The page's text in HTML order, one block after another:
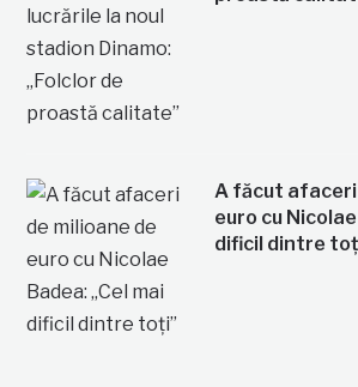
A făcut afaceri
euro cu
dificil dintre